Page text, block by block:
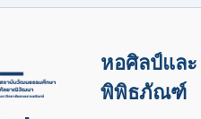
หอศิลป์และ
พิพิธภัณฑ์